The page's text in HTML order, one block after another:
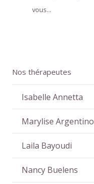
vous...
Nos thérapeutes
Isabelle Annetta
Marylise Argentino
Laila Bayoudi
Nancy Buelens